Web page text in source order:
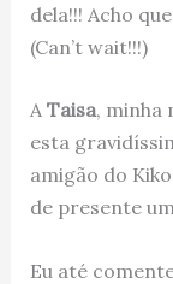
dela!!! Acho
(Can’t wait!!!)
A Taisa, minha
esta
amigão do
de presente
Eu até